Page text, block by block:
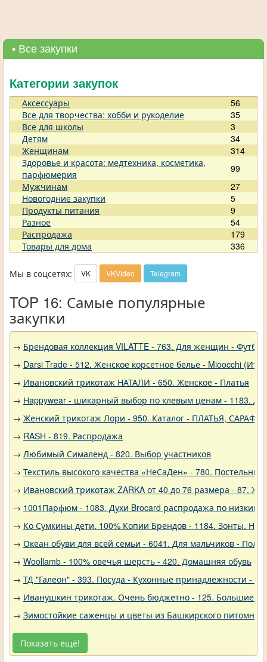
• Все закупки
Категории закупок
Аксессуары
56
Все для творчества: хобби и рукоделие
35
Все для школы
3
Детям
34
Женщинам
314
Здоровье и красота: медтехника, косметика,
парфюмерия
99
Мужчинам
27
Новогодние закупки
5
Продукты питания
9
Разное
54
Распродажа
179
Товары для дома
336
Мы в соцсетях: VK VKVideo Telegram
TOP 16: Самые популярные
закупки
→ Брендовая коллекция VILATTE - 763. Для женщин -
→ Darsi Trade - 512. Женское корсетное белье - Mioocchi
→ Ивановский трикотаж НАТАЛИ - 650. Женское - Платья
→ Нappywear - шикарный выбор по клевым ценам - 1183.
→ Женский трикотаж Лори - 950. Каталог - ПЛАТЬЯ,
→ RASH - 819. Распродажа
→ Любимый Сималенд - 820. Выбор участников
→ Текстиль высокого качества «НеСаДен» - 780.
→ Ивановский трикотаж ZARKA от 40 до 76 размера - 87.
→ 1001Парфюм - 1083. Духи Brocard распродажа по низким
→ Ко Сумкины дети. 100% Копии Брендов - 1184. Зонты.
→ Океан обуви для всей семьи - 6041. Для мальчиков -
→ Woollamb - 100% овечья шерсть - 420. Домашняя обувь
→ ТД "Галеон" - 393. Посуда - Кухонные принадлежности -
→ Иванушкин трикотаж. Очень бюджетно - 125. Большие
→ Зимостойкие саженцы и цветы из Башкирского
Показать ещё!